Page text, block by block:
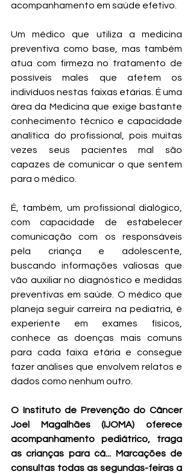
acompanhamento em saúde efetivo.
Um médico que utiliza a medicina
preventiva como base, mas também
atua com firmeza no tratamento de
possíveis males que afetem os
indivíduos nestas faixas etárias. É uma
área da Medicina que exige bastante
conhecimento técnico e capacidade
analítica do profissional, pois muitas
vezes seus pacientes mal são
capazes de comunicar o que sentem
para o médico.
É, também, um profissional dialógico,
com capacidade de estabelecer
comunicação com os responsáveis
pela criança e adolescente,
buscando informações valiosas que
vão auxiliar no diagnóstico e medidas
preventivas em saúde. O médico que
planeja seguir carreira na pediatria, é
experiente em exames físicos,
conhece as doenças mais comuns
para cada faixa etária e consegue
fazer análises que envolvem relatos e
dados como nenhum outro.
O Instituto de Prevenção do Câncer
Joel Magalhães (IJOMA) oferece
acompanhamento pediátrico, traga
as crianças para cá... Marcações de
consultas todas as segundas-feiras a